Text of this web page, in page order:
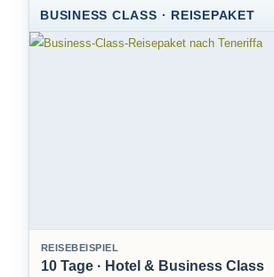
BUSINESS CLASS · REISEPAKET
REISEBEISPIEL
10 Tage · Hotel & Business Class